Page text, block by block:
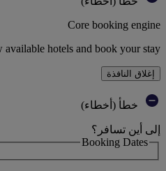
Core booking engine
hotels and book your stay
إغلاق النافذة
خطأ (أخطاء)
إلى أين تسافر؟
Booking Dates